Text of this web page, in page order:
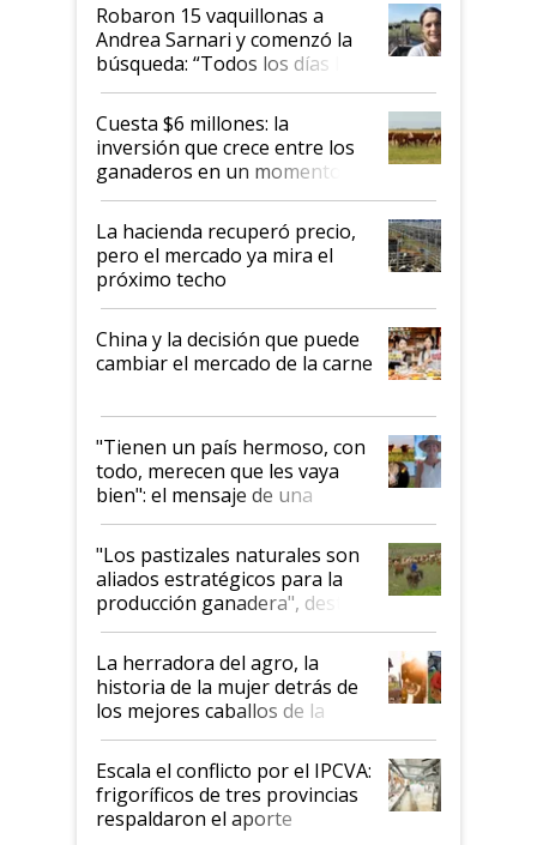
Robaron 15 vaquillonas a
Andrea Sarnari y comenzó la
búsqueda: “Todos los días le
toca a algún productor”
Cuesta $6 millones: la
inversión que crece entre los
ganaderos en un momento
histórico para la actividad
La hacienda recuperó precio,
pero el mercado ya mira el
próximo techo
China y la decisión que puede
cambiar el mercado de la carne
"Tienen un país hermoso, con
todo, merecen que les vaya
bien": el mensaje de una
ganadera uruguaya sobre las
oportunidades que se abren
para el agro en Argentina, con
foco en la carne
"Los pastizales naturales son
aliados estratégicos para la
producción ganadera", destaca
la iniciativa que ya reúne a 46
establecimientos en Argentina
La herradora del agro, la
historia de la mujer detrás de
los mejores caballos de la
Argentina y los mitos que
todavía hacen sufrir a estos
animales: "Mientras me
descalificaban, yo seguí
haciendo currículum"
Escala el conflicto por el IPCVA:
frigoríficos de tres provincias
respaldaron el aporte